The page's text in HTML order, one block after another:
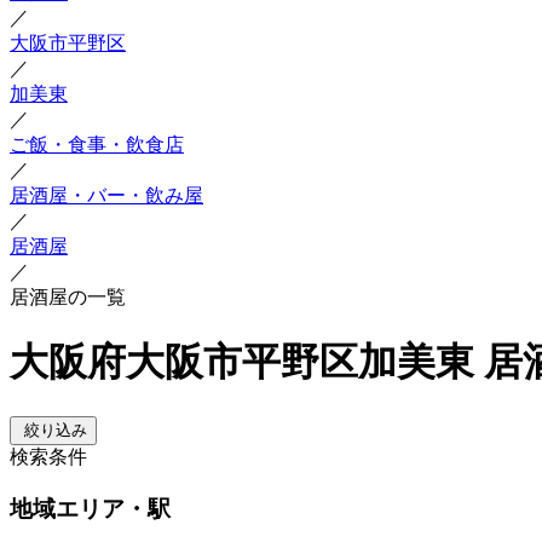
／
大阪市平野区
／
加美東
／
ご飯・食事・飲食店
／
居酒屋・バー・飲み屋
／
居酒屋
／
居酒屋の一覧
大阪府大阪市平野区加美東 居
絞り込み
検索条件
地域エリア・駅